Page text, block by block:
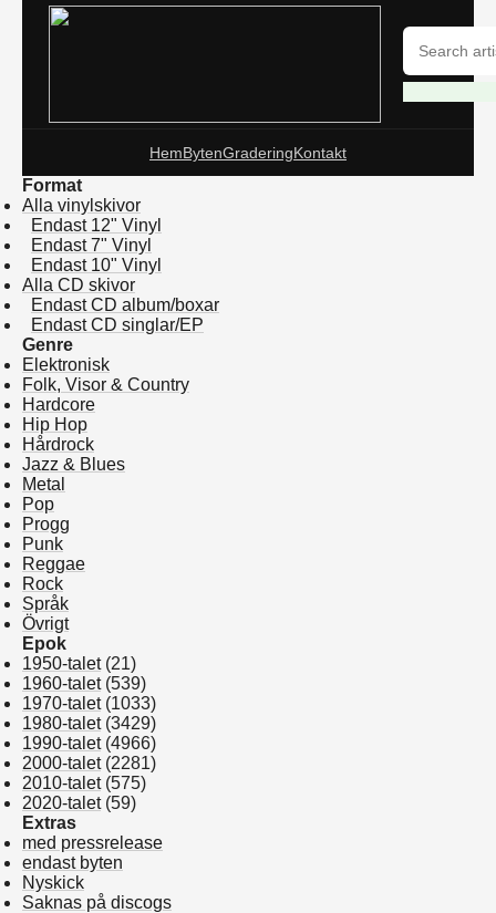
HemBytenGraderingKontakt
Format
Alla vinylskivor
Endast 12" Vinyl
Endast 7" Vinyl
Endast 10" Vinyl
Alla CD skivor
Endast CD album/boxar
Endast CD singlar/EP
Genre
Elektronisk
Folk, Visor & Country
Hardcore
Hip Hop
Hårdrock
Jazz & Blues
Metal
Pop
Progg
Punk
Reggae
Rock
Språk
Övrigt
Epok
1950-talet(21)
1960-talet(539)
1970-talet(1033)
1980-talet(3429)
1990-talet(4966)
2000-talet(2281)
2010-talet(575)
2020-talet(59)
Extras
med pressrelease
endast byten
Nyskick
Saknas på discogs